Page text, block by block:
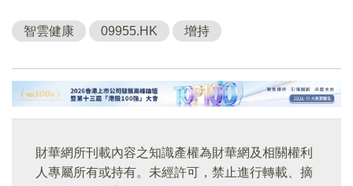
智雲健康 09955.HK 增持
財華網所刊載內容之知識產權為財華網及相關權利
人專屬所有或持有。未經許可，禁止進行轉載、摘